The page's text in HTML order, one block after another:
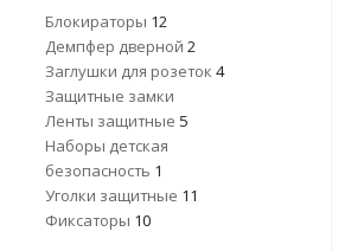
Блокираторы 12
Демпфер дверной 2
Заглушки для розеток 4
Защитные замки
Ленты защитные 5
Наборы детская
безопасность 1
Уголки защитные 11
Фиксаторы 10